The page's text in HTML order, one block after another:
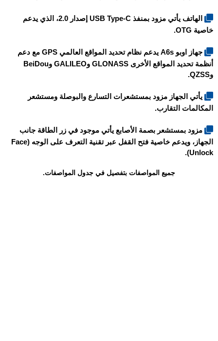
الهاتف يأتي مزود بمنفذ USB Type-C إصدار 2.0، الذي يدعم
خاصية OTG.
جهاز اوبو A6s
يدعم نظام تحديد المواقع العالمي GPS مع دعم
أنظمة تحديد المواقع الأخرى GLONASS وGALILEO وBeiDou
وQZSS.
يأتي الجهاز مزود بمستشعرات التسارع والبوصلة ومستشعر
المكالمات التقارب.
مزود بمستشعر بصمة الأصابع يأتي موجود في زر الطاقة جانب
الجهاز، ويدعم خاصية فتح القفل عبر تقنية التعرف على الوجه (Face
Unlock).
جميع المواصفات بتفصيل في جدول المواصفات.